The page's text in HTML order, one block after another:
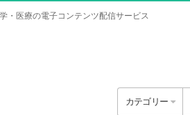
・医療の電子コンテンツ配信サービス
カテゴリー